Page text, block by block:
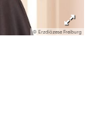
© Erzdiözese Freiburg